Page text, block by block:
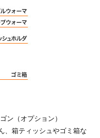
ン（オプション）
、箱ティッシュやゴミ箱な